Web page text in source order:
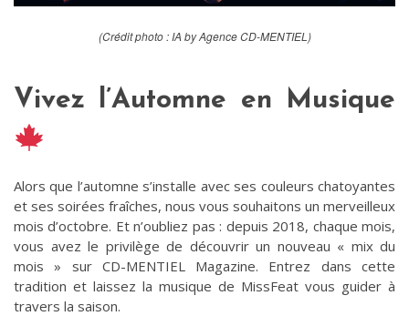
(Crédit photo : IA by Agence CD-MENTIEL)
Vivez l’Automne en Musique
Alors que l’automne s’installe avec ses couleurs chatoyantes
et ses soirées fraîches, nous vous souhaitons un merveilleux
mois d’octobre. Et n’oubliez pas : depuis 2018, chaque mois,
vous avez le privilège de découvrir un nouveau « mix du
mois » sur CD-MENTIEL Magazine. Entrez dans cette
tradition et laissez la musique de MissFeat vous guider à
travers la saison.